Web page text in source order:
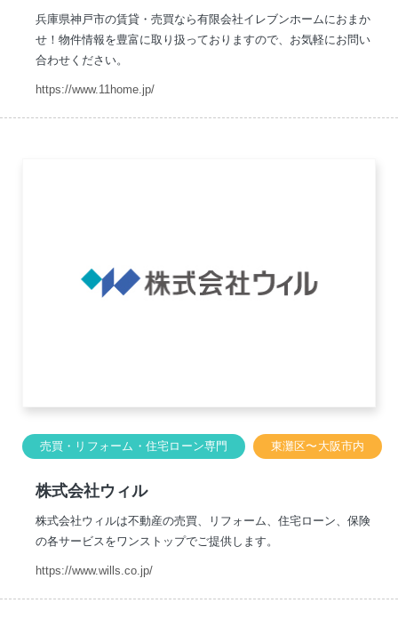
兵庫県神戸市の賃貸・売買なら有限会社イレブンホームにおまか
せ！物件情報を豊富に取り扱っておりますので、お気軽にお問い
合わせください。
https://www.11home.jp/
売買・リフォーム・住宅ローン専門 東灘区〜大阪市内
株式会社ウィル
株式会社ウィルは不動産の売買、リフォーム、住宅ローン、保険
の各サービスをワンストップでご提供します。
https://www.wills.co.jp/